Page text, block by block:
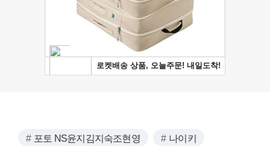
포토 NS윤지김지숙조현영 나이키